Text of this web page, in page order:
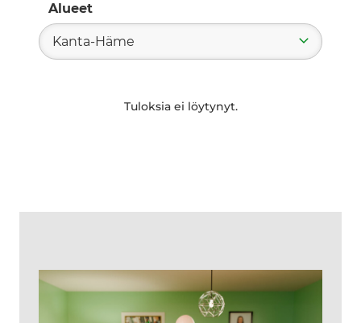
Alueet
Kanta-Häme
Tuloksia ei löytynyt.